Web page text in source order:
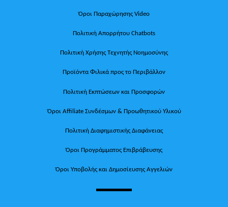
Όροι Παραχώρησης Video
Πολιτική Απορρήτου Chatbots
Πολιτική Χρήσης Τεχνητής Νοημοσύνης
Προϊόντα Φιλικά προς το Περιβάλλον
Πολιτική Εκπτώσεων και Προσφορών
Όροι Affiliate Συνδέσμων & Προωθητικού Υλικού
Πολιτική Διαφημιστικής Διαφάνειας
Όροι Προγράμματος Επιβράβευσης
Όροι Υποβολής και Δημοσίευσης Αγγελιών